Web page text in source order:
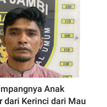
Anak
dari Kerinci dari Mau